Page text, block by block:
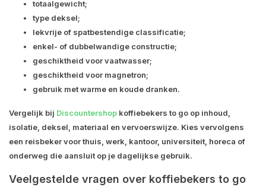
totaalgewicht;
type deksel;
lekvrije of spatbestendige classificatie;
enkel- of dubbelwandige constructie;
geschiktheid voor vaatwasser;
geschiktheid voor magnetron;
gebruik met warme en koude dranken.
Vergelijk bij Discountershop koffiebekers to go op inhoud,
isolatie, deksel, materiaal en vervoerswijze. Kies vervolgens
een reisbeker voor thuis, werk, kantoor, universiteit, horeca of
onderweg die aansluit op je dagelijkse gebruik.
Veelgestelde vragen over koffiebekers to go